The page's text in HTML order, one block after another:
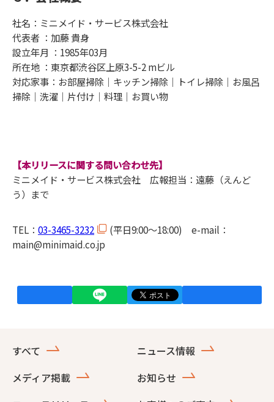
社名：ミニメイド・サービス株式会社
代表者 ：加藤 貴身
設立年月 ：1985年03月
所在地 ：東京都渋谷区上原3-5-2 mビル
対応家事：お部屋掃除｜キッチン掃除｜トイレ掃除｜お風呂
掃除｜洗濯｜片付け｜料理｜お買い物
【本リリースに関する問い合わせ先】
ミニメイド・サービス株式会社 広報担当：遠藤（えんど
う）まで
TEL： 03-3465-3232
(平日9:00～18:00) e-mail：
main@minimaid.co.jp
すべて
ニュース情報
メディア掲載
お知らせ